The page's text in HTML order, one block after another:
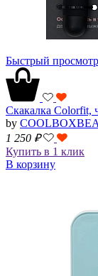
Быстрый просмотр
Скакалка Colorfit,
by
1 250 ₽
Купить в 1 клик
В корзину